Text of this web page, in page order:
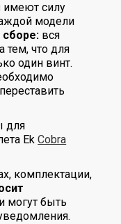
имеют силу
модели
сборе: вся
тем, что для
один винт.
для
EkCobra
комплектации,
могут быть